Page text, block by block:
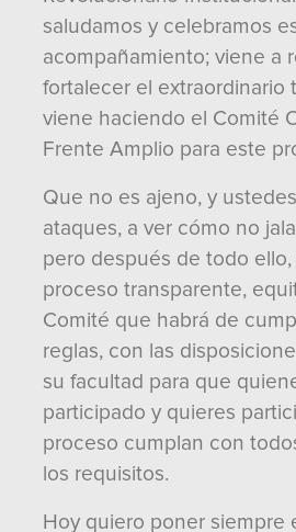
saludamos y celebramos
acompañamiento; viene a
fortalecer el extraordinario
viene haciendo el Comité
Frente Amplio para este
Que no es ajeno, y
ataques, a ver cómo no
pero después de todo
proceso transparente,
Comité que habrá de
reglas, con las
su facultad para que
participado y quieres
proceso cumplan con
los requisitos.
Hoy quiero poner siempre